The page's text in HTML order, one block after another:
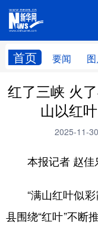
首页 要闻
红了三峡 火
山以红
2025-11-
本报记者 赵佳
“满山红叶似彩
县围绕“红叶”不断